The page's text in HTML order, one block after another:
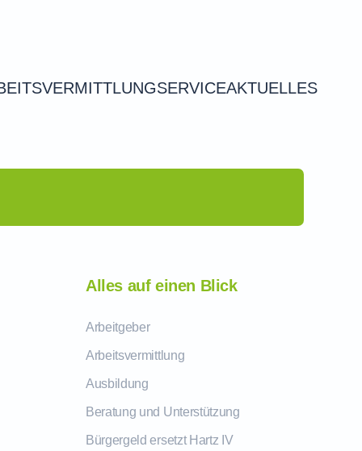
SERVICEAKTUELLES
Alles auf einen Blick
Arbeitgeber
Arbeitsvermittlung
Ausbildung
Beratung und Unterstützung
Bürgergeld ersetzt Hartz IV